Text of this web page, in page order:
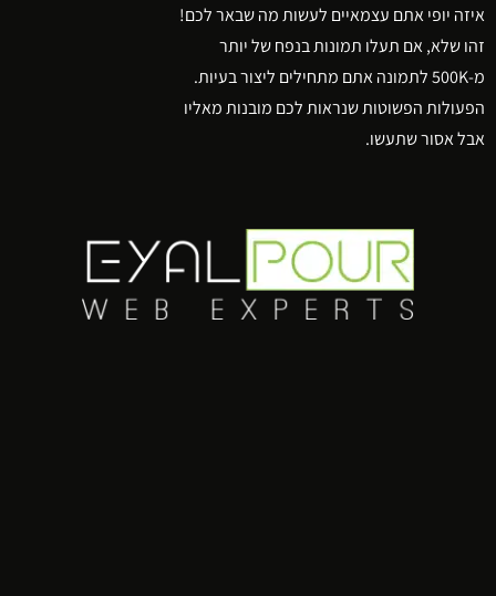
איזה יופי אתם עצמאיים לעשות מה שבאר לכם!
זהו שלא, אם תעלו תמונות בנפח של יותר
מ-500K לתמונה אתם מתחילים ליצור בעיות.
הפעולות הפשוטות שנראות לכם מובנות מאליו
אבל אסור שתעשו.